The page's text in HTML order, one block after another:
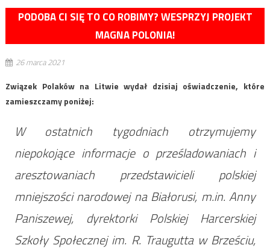
PODOBA CI SIĘ TO CO ROBIMY? WESPRZYJ PROJEKT
MAGNA POLONIA!
26 marca 2021
Związek Polaków na Litwie wydał dzisiaj oświadczenie, które
zamieszczamy poniżej:
W ostatnich tygodniach otrzymujemy
niepokojące informacje o prześladowaniach i
aresztowaniach przedstawicieli polskiej
mniejszości narodowej na Białorusi, m.in. Anny
Paniszewej, dyrektorki Polskiej Harcerskiej
Szkoły Społecznej im. R. Traugutta w Brześciu,